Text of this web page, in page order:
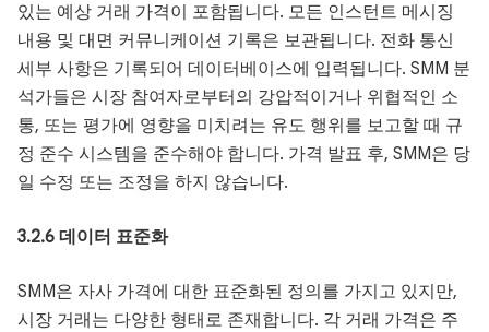
있는 예상 거래 가격이 포함됩니다. 모든 인스턴트 메시징
내용 및 대면 커뮤니케이션 기록은 보관됩니다. 전화 통신
세부 사항은 기록되어 데이터베이스에 입력됩니다. SMM 분
석가들은 시장 참여자로부터의 강압적이거나 위협적인 소
통, 또는 평가에 영향을 미치려는 유도 행위를 보고할 때 규
정 준수 시스템을 준수해야 합니다. 가격 발표 후, SMM은 당
일 수정 또는 조정을 하지 않습니다.
3.2.6 데이터 표준화
SMM은 자사 가격에 대한 표준화된 정의를 가지고 있지만,
시장 거래는 다양한 형태로 존재합니다. 각 거래 가격은 주